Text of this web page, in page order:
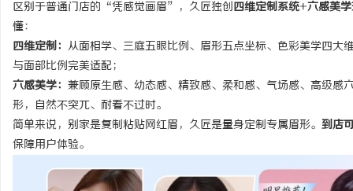
区别于普通门店的“凭感觉画眉”，久匠独创 四维定制系统+六感美
懂：
四维定制： 从面相学、三庭五眼比例、眉形五点坐标、色彩美学四大
与面部比例完美适配；
六感美学： 兼顾原生感、幼态感、精致感、柔和感、气场感、高级感
形，自然不突兀、耐看不过时。
简单来说，别家是复制粘贴网红眉，久匠是量身定制专属眉形。 到店
保障用户体验。